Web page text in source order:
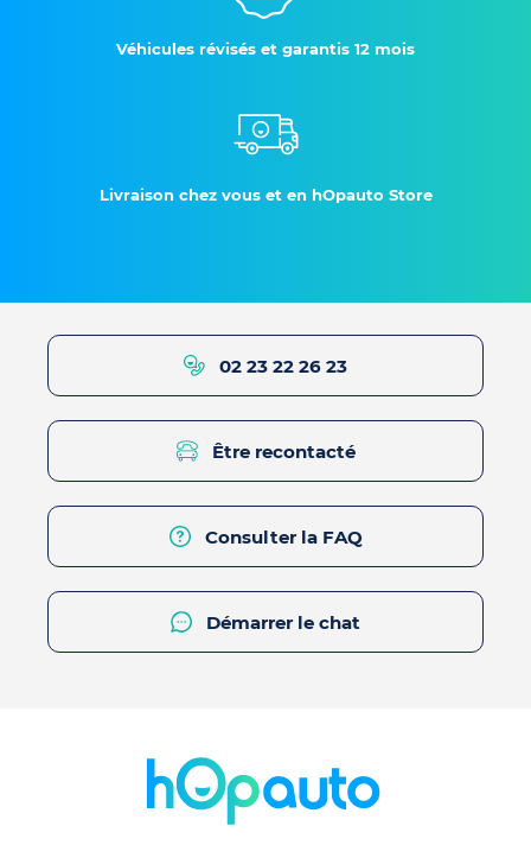
Véhicules révisés et garantis 12 mois
Livraison chez vous et en hOpauto Store
02 23 22 26 23
Être recontacté
Consulter la FAQ
Démarrer le chat